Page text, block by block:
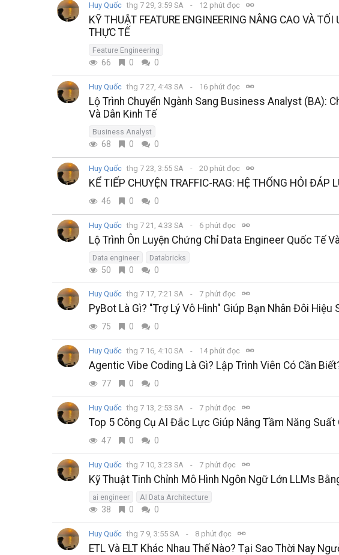
Huy Quốc thg 7 29, 3:59 SA 12 phút đọc
KỸ THUẬT FEATURE ENGINEERING NÂNG CAO VÀ
THỰC TẾ
Feature Engineering
66 0 0
Huy Quốc thg 7 27, 4:43 SA 16 phút đọc
Lộ Trình Chuyển Ngành Sang Business Analyst (BA):
Và Dân Kinh Tế
Business Analyst
68 0 0
Huy Quốc thg 7 23, 3:55 SA 20 phút đọc
KỂ TIẾP CHUYỆN TRAFFIC-RAG: HỆ THỐNG HỎI ĐÁP
46 0 0
Huy Quốc thg 7 21, 4:33 SA 6 phút đọc
Lộ Trình Ôn Luyện Chứng Chỉ Data Engineer Quốc Tế
Data engineer Databricks
50 0 0
Huy Quốc thg 7 17, 7:21 SA 7 phút đọc
PyBot Là Gì? "Trợ Lý Vô Hình" Giúp Bạn Nhân Đôi Hiệu
75 0 0
Huy Quốc thg 7 16, 4:10 SA 14 phút đọc
Agentic Vibe Coding Là Gì? Lập Trình Viên Có Cần
77 0 0
Huy Quốc thg 7 13, 2:53 SA 7 phút đọc
Top 5 Công Cụ AI Đắc Lực Giúp Nâng Tầm Năng
47 0 0
Huy Quốc thg 7 10, 3:23 SA 7 phút đọc
Kỹ Thuật Tinh Chỉnh Mô Hình Ngôn Ngữ Lớn LLMs
ai engineer AI Data Architecture
38 0 0
Huy Quốc thg 7 9, 3:55 SA 8 phút đọc
ETL Và ELT Khác Nhau Thế Nào? Tại Sao Thời Nay